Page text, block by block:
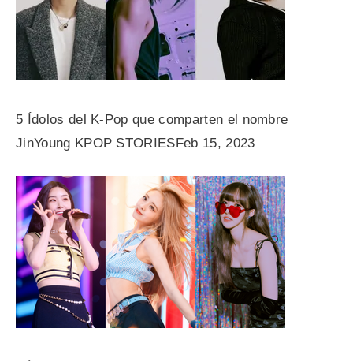
5 Ídolos del K-Pop que comparten el nombre
JinYoung KPOP STORIESFeb 15, 2023